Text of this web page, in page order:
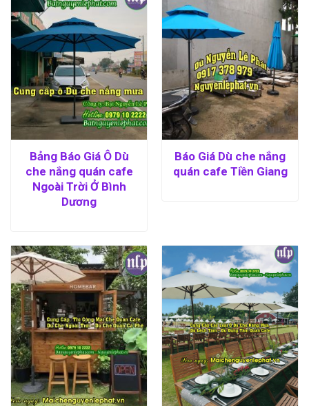
Bảng Báo Giá Ô Dù
che nắng quán cafe
Ngoài Trời Ở Bình
Dương
Báo Giá Dù che nắng
quán cafe Tiền Giang